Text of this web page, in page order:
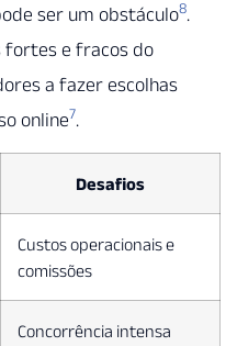
ser um obstáculo8.
fortes e fracos do
a fazer escolhas
online7.
Desafios
Custos operacionais e
comissões
Concorrência intensa